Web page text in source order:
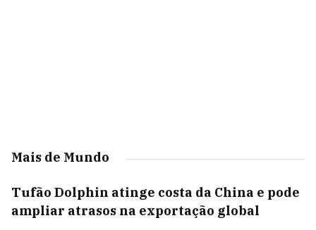
Mais de Mundo
Tufão Dolphin atinge costa da China e pode
ampliar atrasos na exportação global